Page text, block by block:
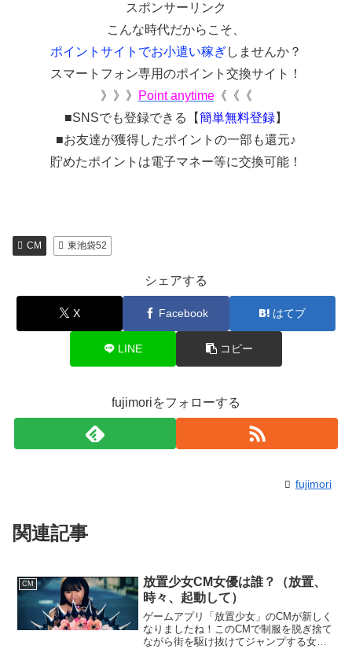
スポンサーリンク
こんな時代だからこそ、
ポイントサイトでお小遣い稼ぎしませんか？
スマートフォン専用のポイント交換サイト！
》》》
Point anytime《《《
■SNSでも登録できる【簡単無料登録】
■お友達が獲得したポイントの一部も還元♪
貯めたポイントは電子マネー等に交換可能！
CM 東池袋52
シェアする
X Facebook はてブ
LINE コピー
fujimoriをフォローする
fujimori
関連記事
CM
放置少女CM女優は誰？（放置、
時々、起動して）
ゲームアプリ「放置少女」のCMが新しく
なりましたね！このCMで制服を脱ぎ捨て
ながら街を駆け抜けてジャンプする女性